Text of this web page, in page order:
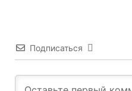
Подписаться